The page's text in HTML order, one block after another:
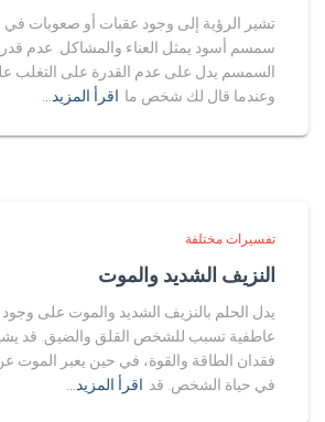
تشير الرؤية إلى وجود عقبات أو صعوبات في
سمسم أسود يمثل العناء والمشاكل. عدم
السمسم يدل على عدم القدرة على التغلب
وعندما قال لك شخص ما اقرأ المزيد…
تفسيرات مختلفة
النزيف الشديد والموت
يدل الحلم بالنزيف الشديد والموت على
عاطفية تسبب للشخص القلق والضيق. قد
فقدان الطاقة والقوة، في حين يعبر الموت
في حياة الشخص. قد اقرأ المزيد…